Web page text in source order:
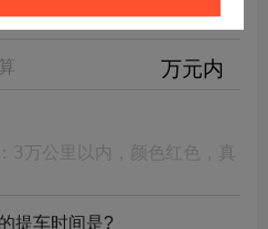
万元内